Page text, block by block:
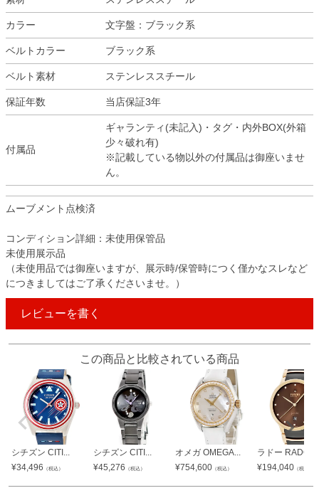
カラー 文字盤：ブラック系
ベルトカラー ブラック系
ベルト素材 ステンレススチール
保証年数 当店保証3年
付属品
ギャランティ(未記入)・タグ・内外BOX(外箱
少々破れ有)
※記載している物以外の付属品は御座いませ
ん。
ムーブメント点検済
コンディション詳細：未使用保管品
未使用展示品
（未使用品では御座いますが、展示時/保管時につく僅かなスレなど
につきましてはご了承くださいませ。）
レビューを書く
この商品と比較されている商品
シチズン CITI...
¥34,496 （税込）
シチズン CITI...
¥45,276 （税込）
オメガ OMEGA...
¥754,600 （税込）
ラドー RADO ...
¥194,040 （税込）